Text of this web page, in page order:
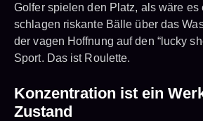
Golfer spielen den Platz, als wäre es
schlagen riskante Bälle über das
der vagen Hoffnung auf den “lucky
Sport. Das ist Roulette.
Konzentration ist ein
Zustand